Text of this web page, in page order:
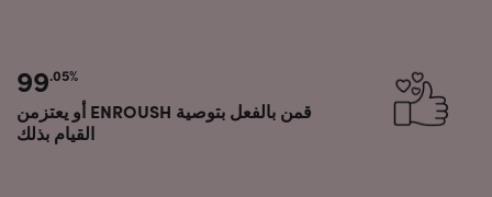
99.05%
قمن بالفعل بتوصية ENROUSH أو يعتزمن
القيام بذلك